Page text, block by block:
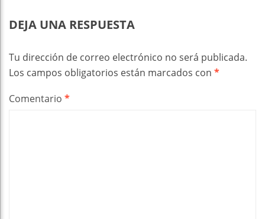
DEJA UNA RESPUESTA
Tu dirección de correo electrónico no será publicada.
Los campos obligatorios están marcados con *
Comentario *